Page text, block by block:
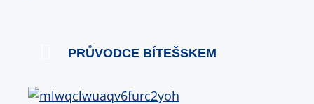
PRŮVODCE BÍTEŠSKEM